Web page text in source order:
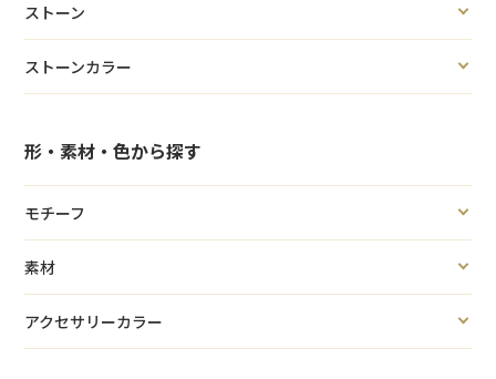
ストーン
ストーンカラー
形・素材・色から探す
モチーフ
素材
アクセサリーカラー